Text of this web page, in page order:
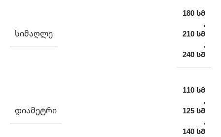
ᲡᲘᲛᲐᲦᲚᲔ
180 სმ
,
210 სმ
,
240 სმ
ᲓᲘᲐᲛᲔᲢᲠᲘ
110 სმ
,
125 სმ
,
140 სმ